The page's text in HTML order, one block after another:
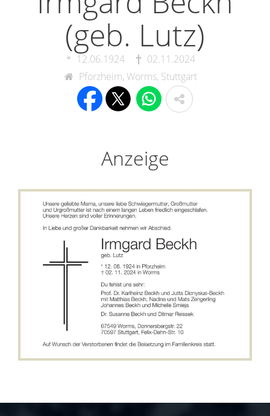
(geb. Lutz)
12.06.1924
02.11.2024
Pforzheim, Worms, Stuttgart
Anzeige